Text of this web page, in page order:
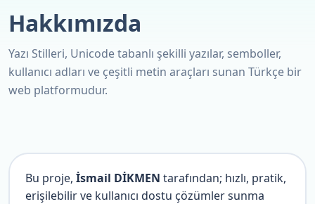
Hakkımızda
Yazı Stilleri, Unicode tabanlı şekilli yazılar, semboller,
kullanıcı adları ve çeşitli metin araçları sunan Türkçe bir
web platformudur.
Bu proje, İsmail DİKMEN tarafından; hızlı, pratik,
erişilebilir ve kullanıcı dostu çözümler sunma